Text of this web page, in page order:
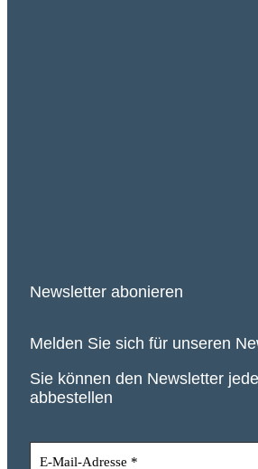
Newsletter abonieren
Melden Sie sich für unseren
Sie können den Newsletter
abbestellen